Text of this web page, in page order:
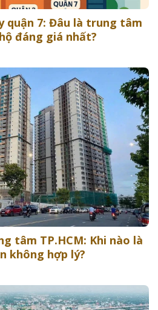
quận 7: Đâu là trung tâm
đáng giá nhất?
tâm TP.HCM: Khi nào là
không hợp lý?